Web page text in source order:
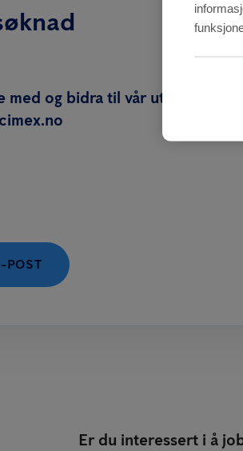
med og bidra til vår utvikling
POST
Er du interessert i å